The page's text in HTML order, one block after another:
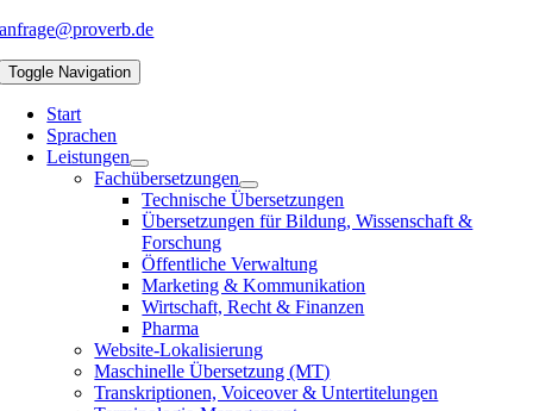
anfrage@proverb.de
Toggle Navigation
Start
Sprachen
Leistungen
Fachübersetzungen
Technische Übersetzungen
Übersetzungen für Bildung, Wissenschaft &
Forschung
Öffentliche Verwaltung
Marketing & Kommunikation
Wirtschaft, Recht & Finanzen
Pharma
Website-Lokalisierung
Maschinelle Übersetzung (MT)
Transkriptionen, Voiceover & Untertitelungen